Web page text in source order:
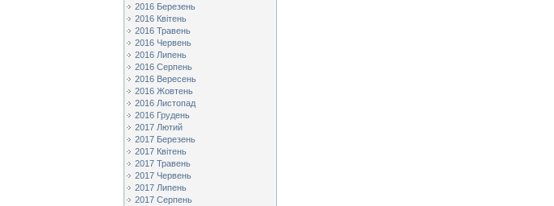
2016 Березень
2016 Квітень
2016 Травень
2016 Червень
2016 Липень
2016 Серпень
2016 Вересень
2016 Жовтень
2016 Листопад
2016 Грудень
2017 Лютий
2017 Березень
2017 Квітень
2017 Травень
2017 Червень
2017 Липень
2017 Серпень